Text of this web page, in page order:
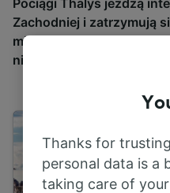
Zachodniej i zatrzymują
miastach Francji, Belgii,
niektóre z
Thanks for
personal data is a
taking care of